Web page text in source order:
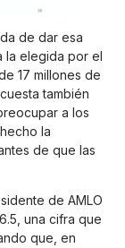
de dar esa
la elegida por el
17 millones de
también
a los
la
de que las
de AMLO
una cifra que
que, en